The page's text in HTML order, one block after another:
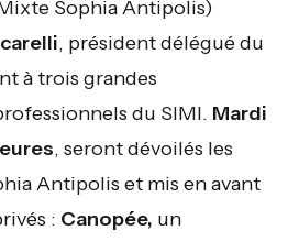
Sophia Antipolis)
, président délégué du
à trois grandes
du SIMI. Mardi
, seront dévoilés les
Antipolis et mis en avant
: Canopée, un